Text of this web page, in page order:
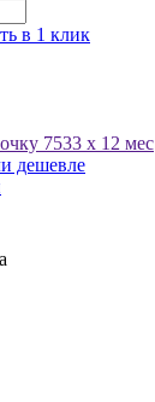
в 1 клик
7533 x 12 мес
дешевле